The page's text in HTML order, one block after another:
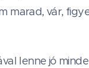
marad, vár,
lenne jó